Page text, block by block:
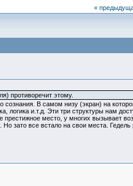
«
противоречит этому.
В самом низу (экран) на
и.т.д. Эти три структуры нам
престижное место, у многих вызывает
зато все встало на свои места. Гедель